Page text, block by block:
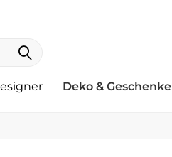
Deko & Geschenke